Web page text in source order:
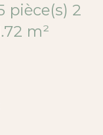
chambre(s) 91.72 m²